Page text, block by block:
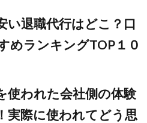
い退職代行はどこ？口
めランキングTOP１０
使われた会社側の体験
実際に使われてどう思